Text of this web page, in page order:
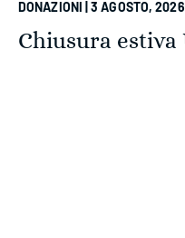
DONAZIONI | 3 AGOSTO, 2026
Chiusura